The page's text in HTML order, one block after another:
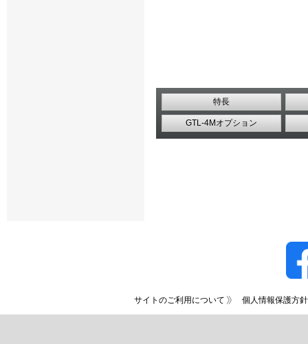
特長
GTL-4Mオプション
サイトのご利用について 個人情報保護方針